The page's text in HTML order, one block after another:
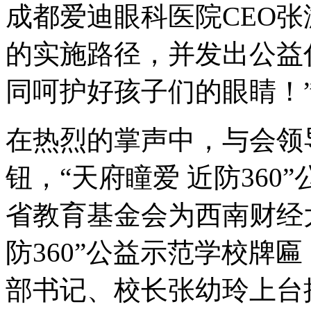
成都爱迪眼科医院CEO
的实施路径，并发出公
同呵护好孩子们的眼睛！
在热烈的掌声中，与会
钮，“天府瞳爱 近防
省教育基金会为西南财
防360”公益示范学校牌
部书记、校长张幼玲上